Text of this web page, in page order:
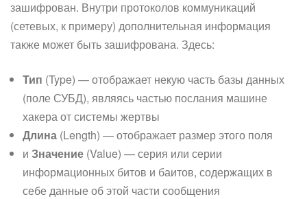
зашифрован. Внутри протоколов коммуникаций
(сетевых, к примеру) дополнительная информация
также может быть зашифрована. Здесь:
Тип (Type) — отображает некую часть базы данных
(поле СУБД), являясь частью послания машине
хакера от системы жертвы
Длина (Length) — отображает размер этого поля
и Значение (Value) — серия или серии
информационных битов и баитов, содержащих в
себе данные об этой части сообщения